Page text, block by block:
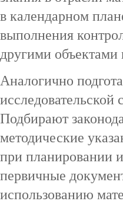
в календарном
выполнения
другими объектами
Аналогично
исследовательской
Подбирают
методические
при планировании
первичные
использованию